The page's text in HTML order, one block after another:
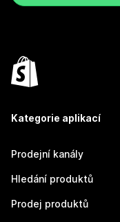
Kategorie aplikací
Prodejní kanály
Hledání produktů
Prodej produktů